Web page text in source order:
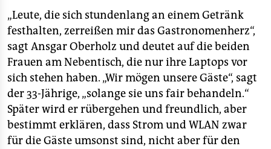
„Leute, die sich stundenlang an einem Getränk
festhalten, zerreißen mir das Gastronomenherz“,
sagt Ansgar Oberholz und deutet auf die beiden
Frauen am Nebentisch, die nur ihre Laptops vor
sich stehen haben. „Wir mögen unsere Gäste“, sagt
der 33-Jährige, „solange sie uns fair behandeln.“
Später wird er rübergehen und freundlich, aber
bestimmt erklären, dass Strom und WLAN zwar
für die Gäste umsonst sind, nicht aber für den